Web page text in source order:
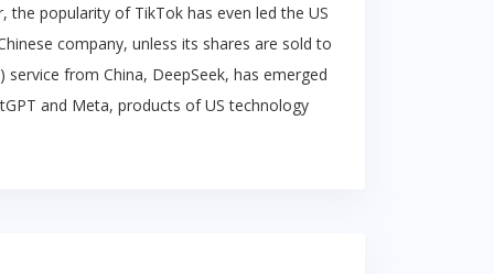
popularity of TikTok has even led the US
company, unless its shares are sold to
from China, DeepSeek, has emerged
and Meta, products of US technology